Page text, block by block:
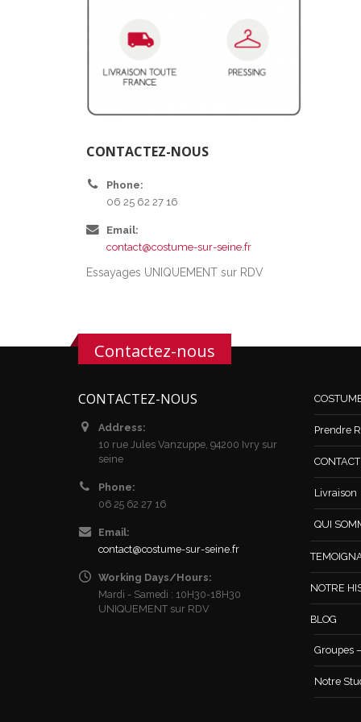
CONTACTEZ-NOUS
Phone:
06 25 62 27 16
Email:
contact@costume-sur-seine.fr
Essayages UNIQUEMENT sur RDV
Contactez-nous
CONTACTEZ-NOUS
Address:
10 rue Jules Vanzuppe, 94200 Ivry sur
seine
Phone:
06 25 62 27 16
Email:
contact@costume-sur-seine.fr
Working Days/Hours:
Mardi - Samedi : 10H30-18H30
UNIQUEMENT sur RDV
Prendre
Livraison
QUI
NOTRE
BLOG
Groupes
Notre